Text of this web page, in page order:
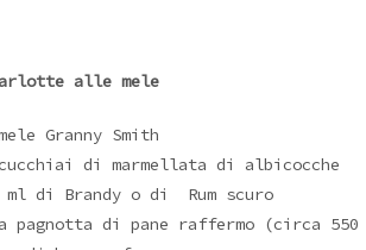
alle mele
Granny Smith
di marmellata di albicocche
ml di Brandy o di Rum scuro
pagnotta di pane raffermo (circa